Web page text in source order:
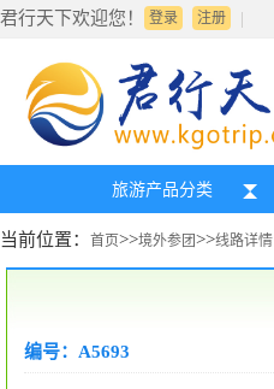
君行天下欢迎您！ 登录 |
注册
旅游产品分类
当前位置： 首页>>境外参团>>线路详情
编号：A5693